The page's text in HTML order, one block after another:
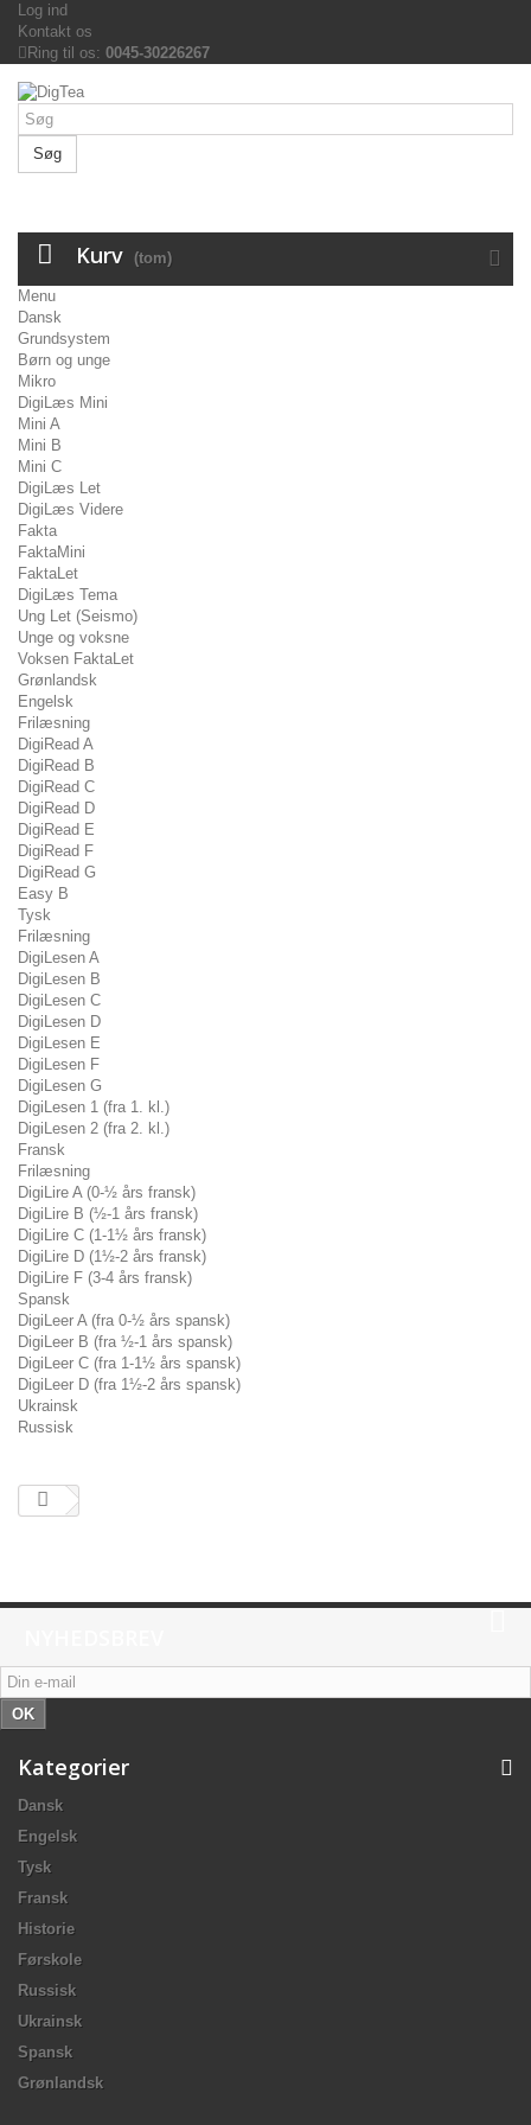
Log ind
Kontakt os
Ring til os: 0045-30226267
Søg
Kurv (tom)
Menu
Dansk
Grundsystem
Børn og unge
Mikro
DigiLæs Mini
Mini A
Mini B
Mini C
DigiLæs Let
DigiLæs Videre
Fakta
FaktaMini
FaktaLet
DigiLæs Tema
Ung Let (Seismo)
Unge og voksne
Voksen FaktaLet
Grønlandsk
Engelsk
Frilæsning
DigiRead A
DigiRead B
DigiRead C
DigiRead D
DigiRead E
DigiRead F
DigiRead G
Easy B
Tysk
Frilæsning
DigiLesen A
DigiLesen B
DigiLesen C
DigiLesen D
DigiLesen E
DigiLesen F
DigiLesen G
DigiLesen 1 (fra 1. kl.)
DigiLesen 2 (fra 2. kl.)
Fransk
Frilæsning
DigiLire A (0-½ års fransk)
DigiLire B (½-1 års fransk)
DigiLire C (1-1½ års fransk)
DigiLire D (1½-2 års fransk)
DigiLire F (3-4 års fransk)
Spansk
DigiLeer A (fra 0-½ års spansk)
DigiLeer B (fra ½-1 års spansk)
DigiLeer C (fra 1-1½ års spansk)
DigiLeer D (fra 1½-2 års spansk)
Ukrainsk
Russisk
OK
Kategorier
Dansk
Engelsk
Tysk
Fransk
Historie
Førskole
Russisk
Ukrainsk
Spansk
Grønlandsk